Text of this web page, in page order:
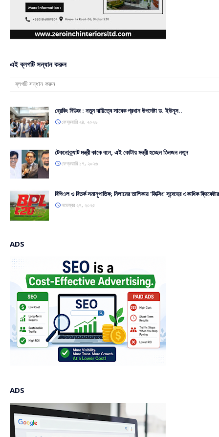
এই ব্লগটি সন্ধান করুন
ব্রেকিং নিউজ : নতুন দায়িত্বে সাবেক প্রধান উপদেষ্টা ড. ইউনূস..
ফেব্রুয়ারি ২৪, ২০২৬
টেকনোক্র্যাট মন্ত্রী কাকে বলে, এই কোটায় মন্ত্রী হচ্ছেন তিনজন নতুন
ফেব্রুয়ারি ১৭, ২০২৬
বিপিএল ও বিতর্ক সমানুপাতিক; নিলামের তালিকায় ‘ফিক্সিং’ সন্দেহের একাধিক
নভেম্বর ২৭, ২০২৫
ADS
ADS